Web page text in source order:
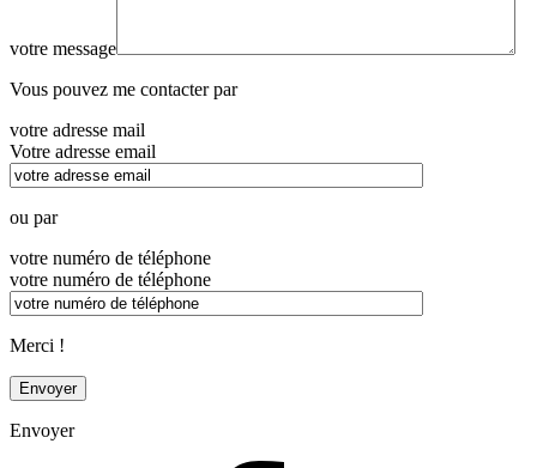
votre message
Vous pouvez me contacter par
votre adresse mail
Votre adresse email
ou par
votre numéro de téléphone
votre numéro de téléphone
Merci !
Envoyer